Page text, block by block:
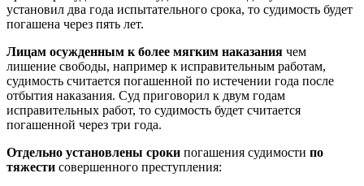
установил два года испытательного срока, то судимость будет
погашена через пять лет.
Лицам осужденным к более мягким наказания чем
лишение свободы, например к исправительным работам,
судимость считается погашенной по истечении года после
отбытия наказания. Суд приговорил к двум годам
исправительных работ, то судимость будет считается
погашенной через три года.
Отдельно установлены сроки погашения судимости по
тяжести совершенного преступления: